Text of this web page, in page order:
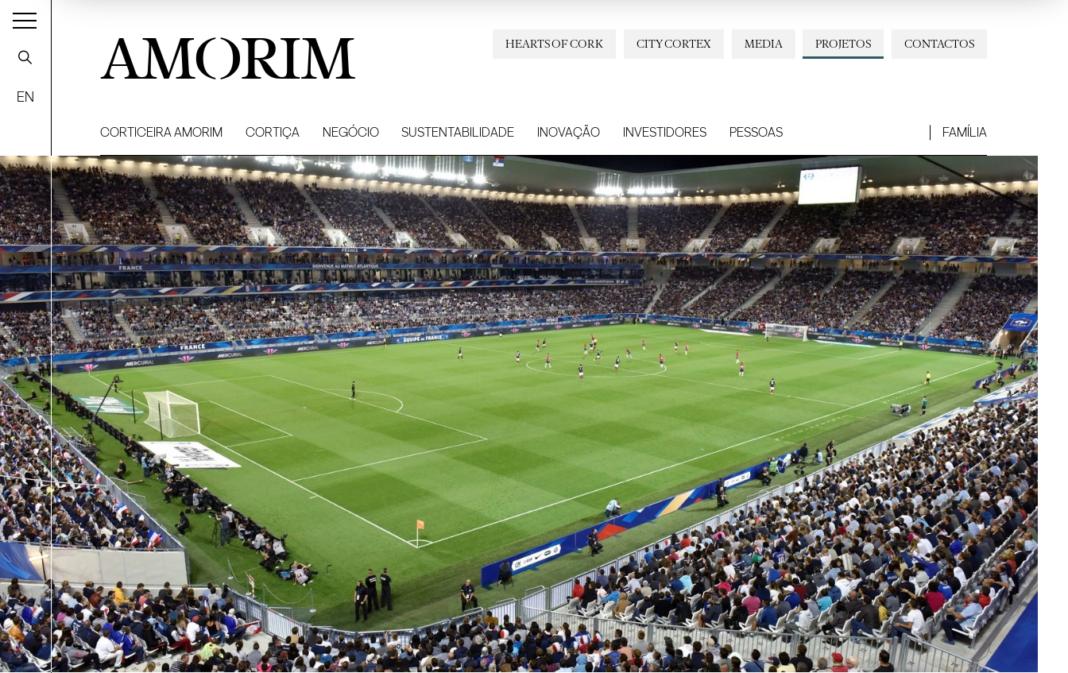
EN
AMORIM CONTACTOS
PROJETOS
MEDIA
CITY CORTEX
HEARTS OF CORK
CORTICEIRA AMORIM CORTIÇA NEGÓCIO SUSTENTABILIDADE INOVAÇÃO INVESTIDORES PESSOAS FAMÍLIA